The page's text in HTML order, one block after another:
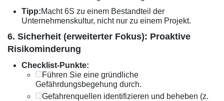
Tipp:Macht 6S zu einem Bestandteil der
Unternehmenskultur, nicht nur zu einem Projekt.
6. Sicherheit (erweiterter Fokus): Proaktive
Risikominderung
Checklist-Punkte:
Führen Sie eine gründliche
Gefährdungsbegehung durch.
Gefahrenquellen identifizieren und beheben (z.